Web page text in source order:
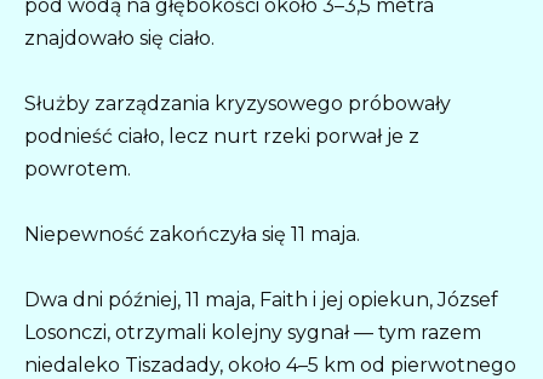
pod wodą na głębokości około 3–3,5 metra
znajdowało się ciało.
Służby zarządzania kryzysowego próbowały
podnieść ciało, lecz nurt rzeki porwał je z
powrotem.
Niepewność zakończyła się 11 maja.
Dwa dni później, 11 maja, Faith i jej opiekun, József
Losonczi, otrzymali kolejny sygnał — tym razem
niedaleko Tiszadady, około 4–5 km od pierwotnego